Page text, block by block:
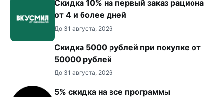
Скидка 10% на первый заказ рациона
от 4 и более дней
До 31 августа, 2026
Скидка 5000 рублей при покупке от
50000 рублей
До 31 августа, 2026
5% скидка на все программы